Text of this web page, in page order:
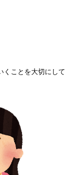
くことを大切にして